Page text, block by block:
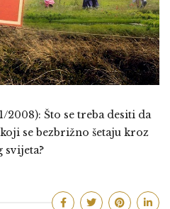
2008): Što se treba desiti da
se bezbrižno šetaju kroz
svijeta?